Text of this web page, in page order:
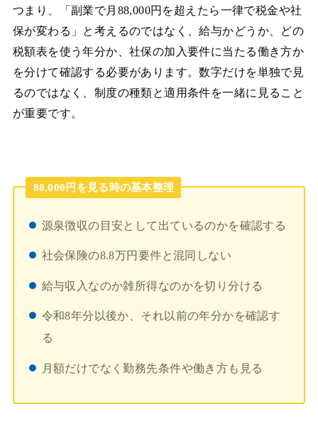
つまり、「副業で月88,000円を超えたら一律で税金や社
保が変わる」と考えるのではなく、給与かどうか、どの
税額表を使う年分か、社保の加入要件に当たる働き方か
を分けて確認する必要があります。数字だけを単独で見
るのではなく、制度の種類と適用条件を一緒に見ること
が重要です。
88,000円を見る時の基本整理
源泉徴収の目安として出ているのかを確認する
社会保険の8.8万円要件と混同しない
給与収入なのか雑所得なのかを切り分ける
令和8年分以後か、それ以前の年分かを確認す
る
月額だけでなく勤務先条件や働き方も見る